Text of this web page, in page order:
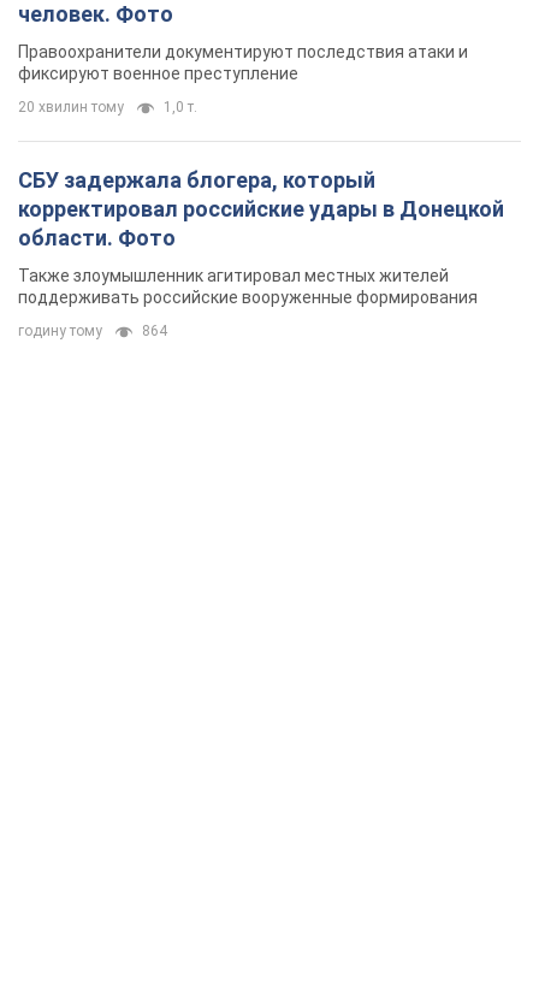
человек. Фото
Правоохранители документируют последствия атаки и
фиксируют военное преступление
20 хвилин тому 1,0 т.
СБУ задержала блогера, который
корректировал российские удары в Донецкой
области. Фото
Также злоумышленник агитировал местных жителей
поддерживать российские вооруженные формирования
годину тому 864